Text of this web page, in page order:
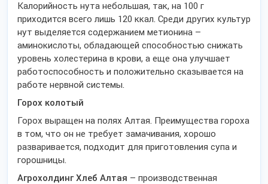
Калорийность нута небольшая, так, на 100 г
приходится всего лишь 120 ккал. Среди других культур
нут выделяется содержанием метионина –
аминокислоты, обладающей способностью снижать
уровень холестерина в крови, а еще она улучшает
работоспособность и положительно сказывается на
работе нервной системы.
Горох колотый
Горох выращен на полях Алтая. Преимущества гороха
в том, что он не требует замачивания, хорошо
разваривается, подходит для приготовления супа и
горошницы.
Агрохолдинг Хлеб Алтая – производственная